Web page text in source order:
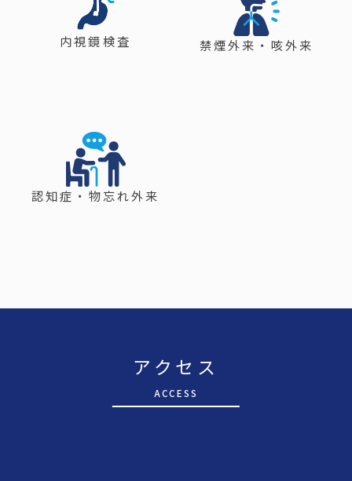
内視鏡検査 禁煙外来・咳外来
認知症・物忘れ外来
アクセス
ACCESS